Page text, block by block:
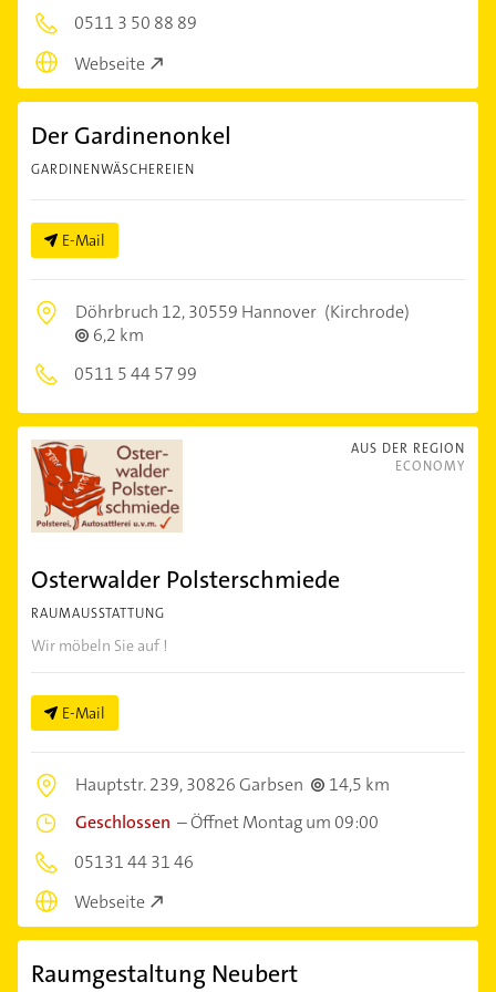
0511 3 50 88 89
Webseite
Der Gardinenonkel
GARDINENWÄSCHEREIEN
E-Mail
Döhrbruch 12,30559 Hannover (Kirchrode)
6,2 km
0511 5 44 57 99
AUS DER REGION
ECONOMY
Osterwalder Polsterschmiede
RAUMAUSSTATTUNG
Wir möbeln Sie auf !
E-Mail
Hauptstr. 239,30826 Garbsen
14,5 km
Geschlossen –Öffnet Montag um 09:00
05131 44 31 46
Webseite
Raumgestaltung Neubert